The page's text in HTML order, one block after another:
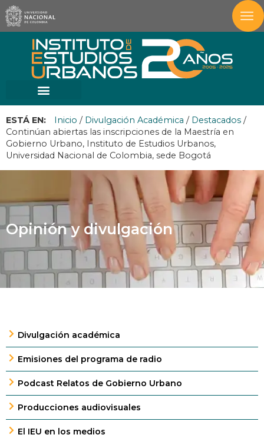
ESTÁ EN: Inicio / Divulgación Académica / Destacados /
Continúan abiertas las inscripciones de la Maestría en
Gobierno Urbano, Instituto de Estudios Urbanos,
Universidad Nacional de Colombia, sede Bogotá
Opinión y divulgación
Divulgación académica
Emisiones del programa de radio
Podcast Relatos de Gobierno Urbano
Producciones audiovisuales
El IEU en los medios